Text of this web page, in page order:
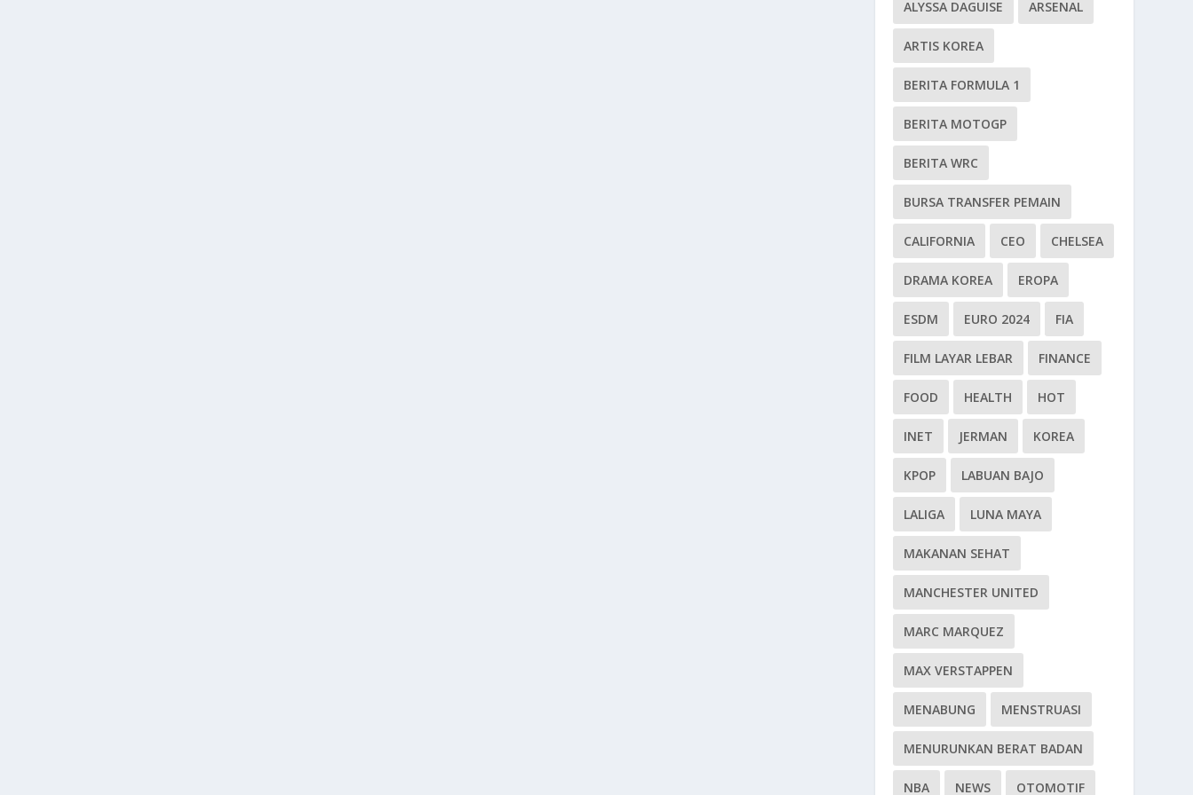
ALYSSA DAGUISE ARSENAL
ARTIS KOREA
BERITA FORMULA 1
BERITA MOTOGP
BERITA WRC
BURSA TRANSFER PEMAIN
CALIFORNIA CEO CHELSEA
DRAMA KOREA EROPA
ESDM EURO 2024 FIA
FILM LAYAR LEBAR FINANCE
FOOD HEALTH HOT
INET JERMAN KOREA
KPOP LABUAN BAJO
LALIGA LUNA MAYA
MAKANAN SEHAT
MANCHESTER UNITED
MARC MARQUEZ
MAX VERSTAPPEN
MENABUNG MENSTRUASI
MENURUNKAN BERAT BADAN
NBA NEWS OTOMOTIF